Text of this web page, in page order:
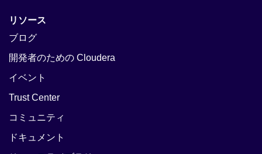
リソース
ブログ
開発者のための Cloudera
イベント
Trust Center
コミュニティ
ドキュメント